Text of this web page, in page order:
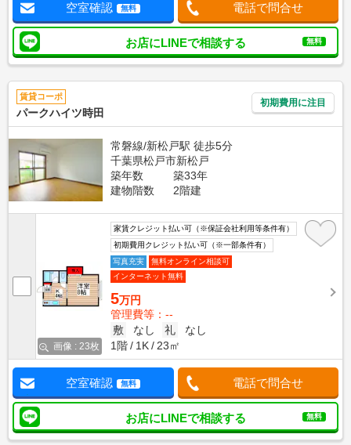
空室確認 無料 電話で問合せ
お店にLINEで相談する 無料
賃貸コーポ
パークハイツ時田
初期費用に注目
常磐線/新松戸駅 徒歩5分
千葉県松戸市新松戸
築年数
築33年
建物階数
2階建
画像 : 23枚
家賃クレジット払い可（※保証会社利用等条件有）
初期費用クレジット払い可（※一部条件有）
写真充実
無料オンライン相談可
インターネット無料
5万円
管理費等：--
敷
なし 礼
なし
1階
1K 23㎡
空室確認 無料 電話で問合せ
お店にLINEで相談する 無料